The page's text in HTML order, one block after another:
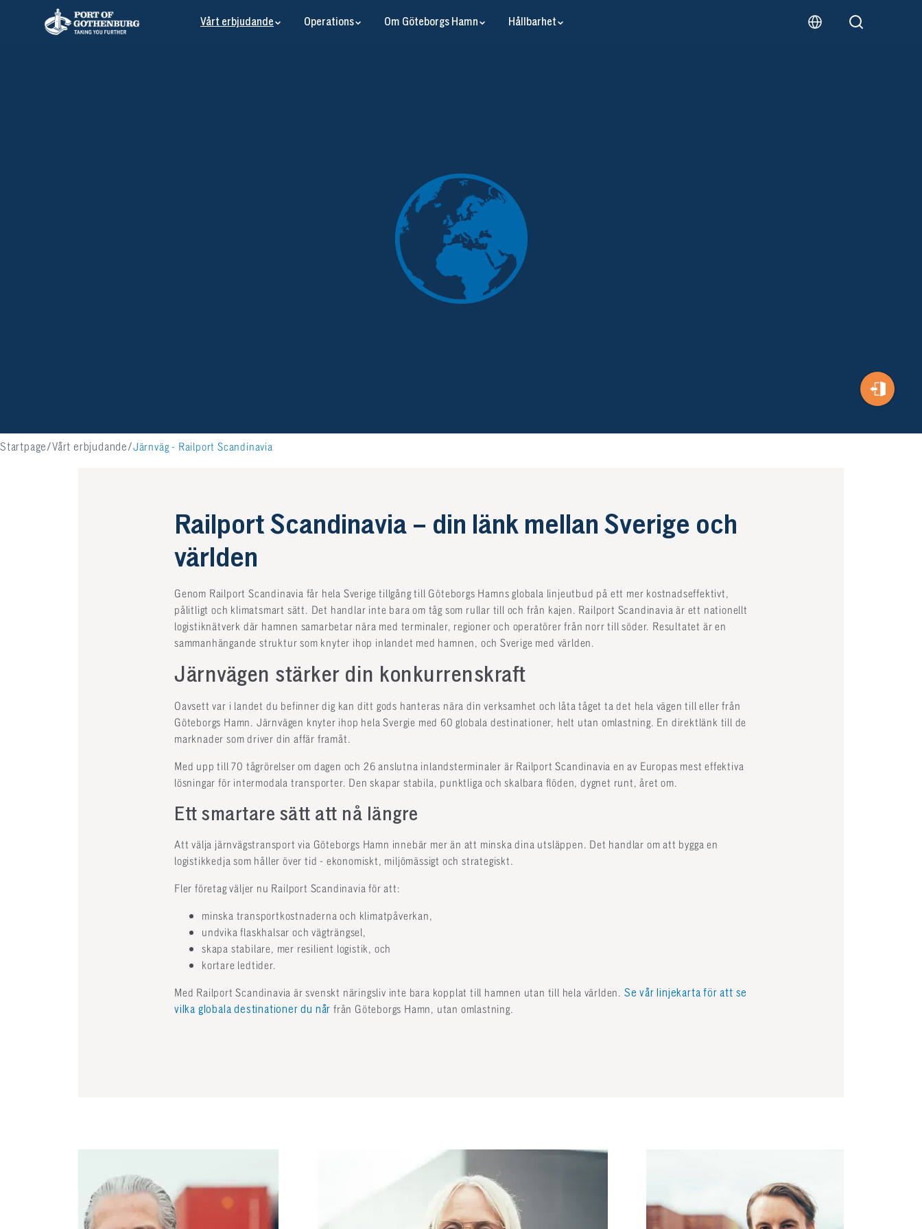
Vårt erbjudande Operations Om Göteborgs Hamn Hållbarhet
Startpage Vårt erbjudande Järnväg - Railport Scandinavia
Railport Scandinavia –din länk mellan Sverige och
världen
Genom Railport Scandinavia får hela Sverige tillgång till Göteborgs Hamns globala linjeutbud på ett mer kostnadseffektivt,
pålitligt och klimatsmart sätt. Det handlar inte bara om tåg som rullar till och från kajen. Railport Scandinavia är ett nationellt
logistiknätverk där hamnen samarbetar nära med terminaler, regioner och operatörer från norr till söder. Resultatet är en
sammanhängande struktur som knyter ihop inlandet med hamnen, och Sverige med världen.
Järnvägen stärker din konkurrenskraft
Oavsett var i landet du befinner dig kan ditt gods hanteras nära din verksamhet och låta tåget ta det hela vägen till eller från
Göteborgs Hamn. Järnvägen knyter ihop hela Svergie med 60 globala destinationer, helt utan omlastning. En direktlänk till de
marknader som driver din affär framåt.
Med upp till 70 tågrörelser om dagen och 26 anslutna inlandsterminaler är Railport Scandinavia en av Europas mest effektiva
lösningar för intermodala transporter. Den skapar stabila, punktliga och skalbara flöden, dygnet runt, året om.
Ett smartare sätt att nå längre
Att välja järnvägstransport via Göteborgs Hamn innebär mer än att minska dina utsläppen. Det handlar om att bygga en
logistikkedja som håller över tid - ekonomiskt, miljömässigt och strategiskt.
Fler företag väljer nu Railport Scandinavia för att:
minska transportkostnaderna och klimatpåverkan,
undvika flaskhalsar och vägträngsel,
skapa stabilare, mer resilient logistik, och
kortare ledtider.
Med Railport Scandinavia är svenskt näringsliv inte bara kopplat till hamnen utan till hela världen. Se vår linjekarta för att se
vilka globala destinationer du når från Göteborgs Hamn, utan omlastning.